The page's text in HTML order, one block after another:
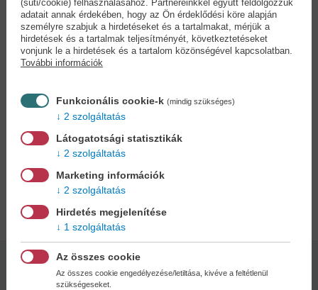
A félelme egynap megelevenedik és az élete rémálommá válik.
Nincs más választása, a túléléshez el kell merülnie a sötétségben.
Készen állsz a félelemre? Egy sötét, mindent elpusztító
szerelemre? Készülj fel a valódi őrületre!
része egy sötét, romantikus thriller, mely egyszerre szól
szenvedélyes szerelemről, és egy nő harcáról, aki érveit eldobva
keresi a kiutat az őrületből.
1. rész: Őrületbe kergetsz
Adatok
Kötésmód:
puha kötés
Oldalszám:
(süti/cookie) felhasználásához. Partnereinkkel együtt feldolgozzuk
adatait annak érdekében, hogy az Ön érdeklődési köre alapján
személyre szabjuk a hirdetéseket és a tartalmakat, mérjük a
hirdetések és a tartalmak teljesítményét, következtetéseket
vonjunk le a hirdetések és a tartalom közönségével kapcsolatban.
További információk
Funkcionális cookie-k (mindig szükséges)
2 szolgáltatás
Látogatotsági statisztikák
2 szolgáltatás
Marketing információk
2 szolgáltatás
Hirdetés megjelenítése
1 szolgáltatás
Az összes cookie
Az összes cookie engedélyezése/letiltása, kivéve a feltétlenül
szükségeseket.